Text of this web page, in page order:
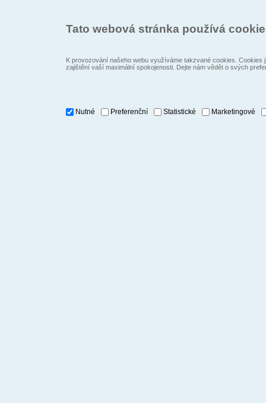
Tato webová stránka používá
K provozování našeho webu využíváme takzvané cookies.
zajištění vaší maximální spokojenosti. Dejte nám vědět o svých
Nutné Preferenční Statistické Marketingové